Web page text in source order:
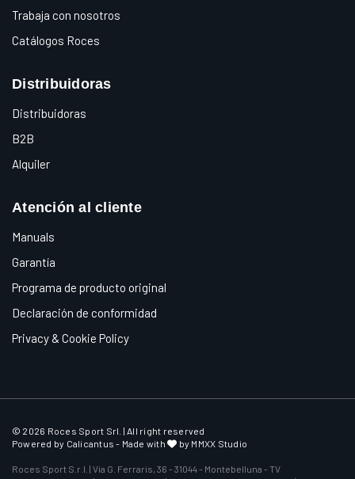
Trabaja con nosotros
Catálogos Roces
Distribuidoras
Distribuidoras
B2B
Alquiler
Atención al cliente
Manuals
Garantía
Programa de producto original
Declaración de conformidad
Privacy & Cookie Policy
© 2026 Roces Sport Srl. | All right reserved
Powered by Calicantus - Made with by MMXX Studio
Roces Sport S.r.l. | Via G. Ferraris, 36 - 31044 - Montebelluna - TV